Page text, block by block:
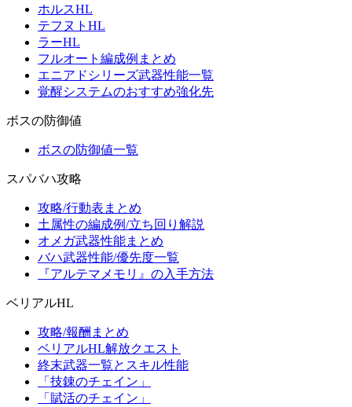
ホルスHL
テフヌトHL
ラーHL
フルオート編成例まとめ
エニアドシリーズ武器性能一覧
覚醒システムのおすすめ強化先
ボスの防御値
ボスの防御値一覧
スパバハ攻略
攻略/行動表まとめ
土属性の編成例/立ち回り解説
オメガ武器性能まとめ
バハ武器性能/優先度一覧
『アルテマメモリ』の入手方法
ベリアルHL
攻略/報酬まとめ
ベリアルHL解放クエスト
終末武器一覧とスキル性能
「技錬のチェイン」
「賦活のチェイン」